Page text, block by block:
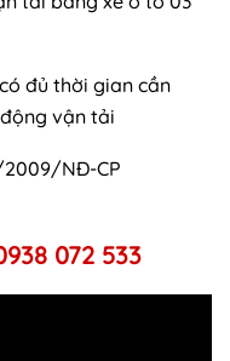
đủ thời gian cần
vận tải
2009/NĐ-CP
072 533